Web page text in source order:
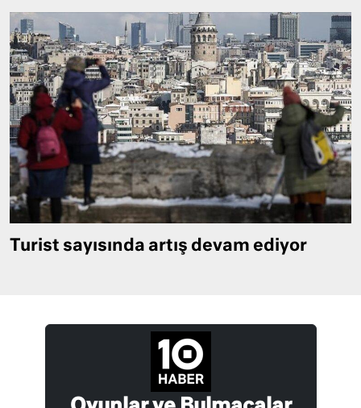
Turist sayısında artış devam ediyor